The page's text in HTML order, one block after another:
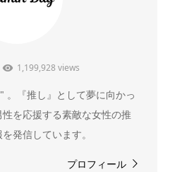
1,199,928 views
。『推し』として夢に向かっ
を応援する素敵な女性の推
発信しています。
プロフィール